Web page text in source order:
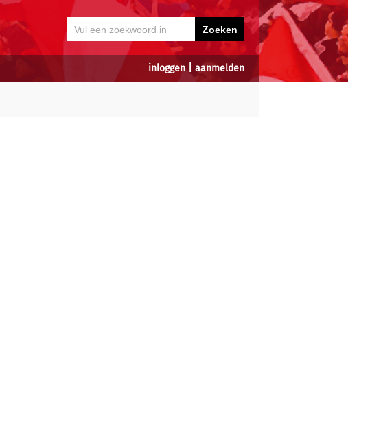
inloggen| aanmelden